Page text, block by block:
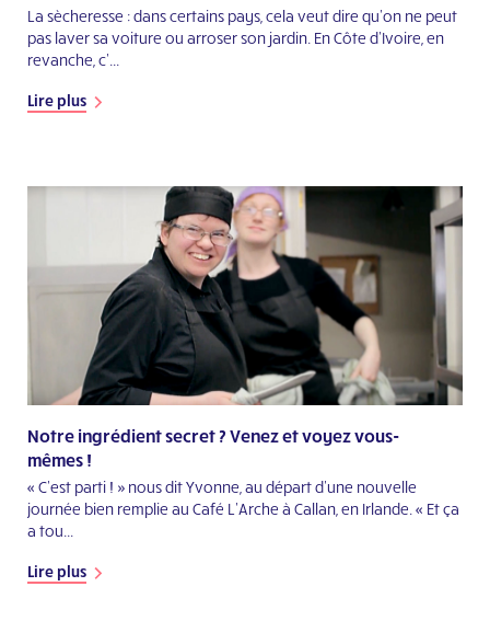
La sècheresse : dans certains pays, cela veut dire qu’on ne peut
pas laver sa voiture ou arroser son jardin. En Côte d’Ivoire, en
revanche, c’...
Lire plus
Notre ingrédient secret ? Venez et voyez vous-
mêmes !
« C’est parti ! » nous dit Yvonne, au départ d’une nouvelle
journée bien remplie au Café L’Arche à Callan, en Irlande. « Et ça
a tou...
Lire plus